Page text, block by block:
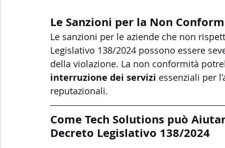
Le Sanzioni per la Non
Le sanzioni per le aziende che non
Legislativo 138/2024 possono essere
della violazione. La non conformità
interruzione dei servizi essenziali per
reputazionali.
Come Tech Solutions può
Decreto Legislativo 138/2024